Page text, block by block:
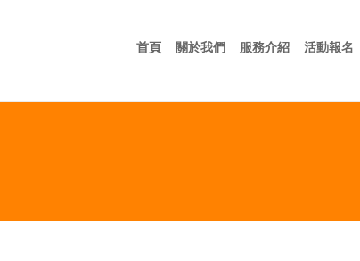
首頁首頁關於我們關於我們
服務介紹服務介紹
活動報名